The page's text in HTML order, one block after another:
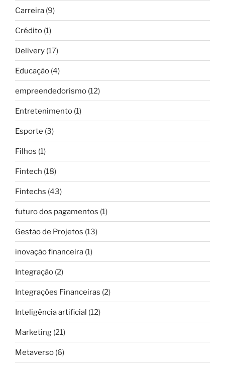
Carreira (9)
Crédito (1)
Delivery (17)
Educação (4)
empreendedorismo (12)
Entretenimento (1)
Esporte (3)
Filhos (1)
Fintech (18)
Fintechs (43)
futuro dos pagamentos (1)
Gestão de Projetos (13)
inovação financeira (1)
Integração (2)
Integrações Financeiras (2)
Inteligência artificial (12)
Marketing (21)
Metaverso (6)